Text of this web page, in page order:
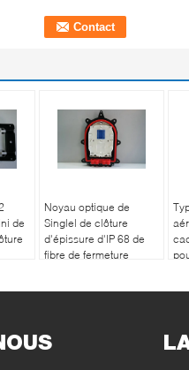
de
Noyau optique de
Singlel de clôture
d'épissure d'IP 68 de
fibre de fermeture